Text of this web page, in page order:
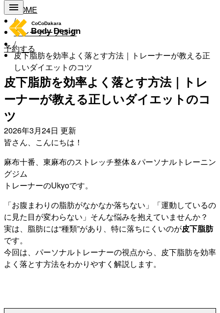
予約する
HOME
/
トレーナーブログ
/
皮下脂肪を効率よく落とす方法｜トレーナーが教える正
しいダイエットのコツ
皮下脂肪を効率よく落とす方法｜トレ
ーナーが教える正しいダイエットのコ
ツ
2026年3月24日 更新
皆さん、こんにちは！
麻布十番、東麻布のストレッチ整体＆パーソナルトレーニン
グジム
トレーナーのUkyoです。
「お腹まわりの脂肪がなかなか落ちない」「運動しているの
に見た目が変わらない」そんな悩みを抱えていませんか？
実は、脂肪には“種類”があり、特に落ちにくいのが皮下脂肪
です。
今回は、パーソナルトレーナーの視点から、皮下脂肪を効率
よく落とす方法をわかりやすく解説します。